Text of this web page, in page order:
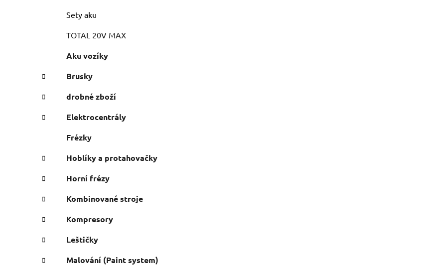
Sety aku
TOTAL 20V MAX
Aku vozíky
Brusky
drobné zboží
Elektrocentrály
Frézky
Hoblíky a protahovačky
Horní frézy
Kombinované stroje
Kompresory
Leštičky
Malování (Paint system)